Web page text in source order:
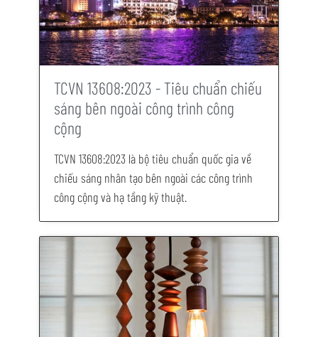
TCVN 13608:2023 - Tiêu chuẩn chiếu
sáng bên ngoài công trình công
cộng
TCVN 13608:2023 là bộ tiêu chuẩn quốc gia về
chiếu sáng nhân tạo bên ngoài các công trình
công cộng và hạ tầng kỹ thuật.